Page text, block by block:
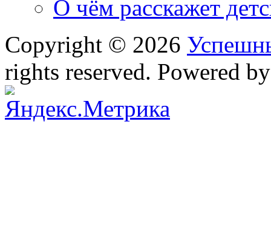
О чём расскажет
Copyright © 2026
rights reserved. Powered